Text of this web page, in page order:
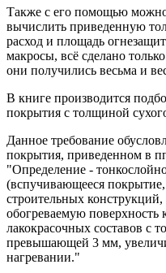
Также с его помощью можно
вычислить приведенную
расход и площадь
макросы, всё сделано
они получились весьма и
В книге производится
покрытия с толщиной
Данное требование
покрытия, приведенном в
"Определение -
(вспучивающееся
строительных
обогреваемую
лакокрасочных составов с
превышающей 3 мм,
нагревании."